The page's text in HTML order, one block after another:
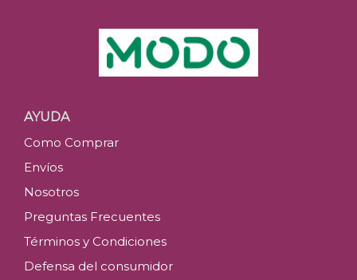
AYUDA
Como Comprar
Envíos
Nosotros
Preguntas Frecuentes
Términos y Condiciones
Defensa del consumidor